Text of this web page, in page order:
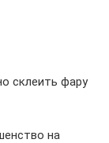
склеить фару
на